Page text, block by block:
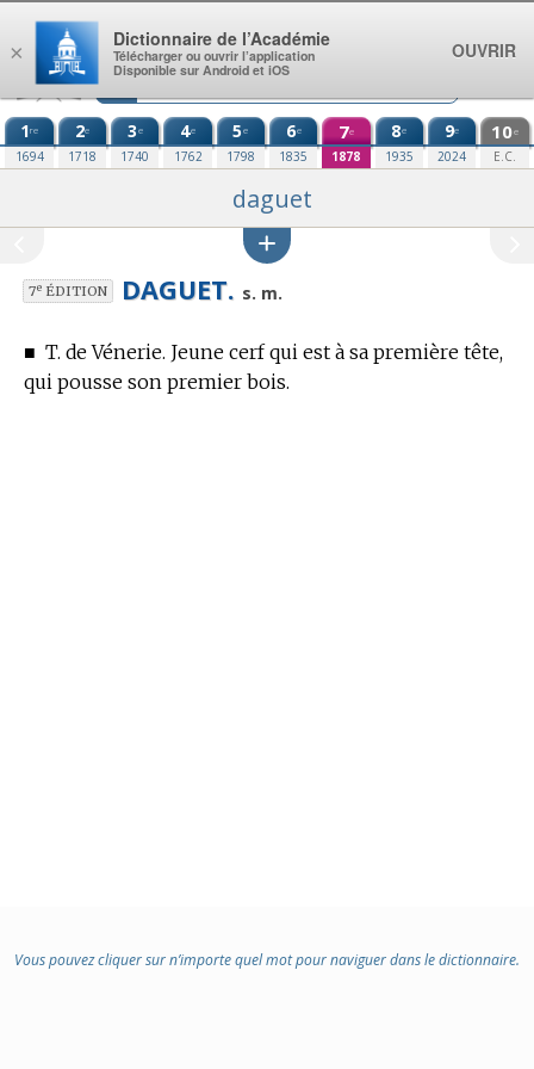
Aller au contenu
1re
1694
2e
1718
3e
1740
4e
1762
5e
1798
6e
1835
7e
1878
8e
1935
9e
2024
10e
E.C.
daguet
7eÉDITION DAGUET. s. m.
■ T. de Vénerie. Jeune cerf qui est à sa première tête,
qui pousse son premier bois.
Vous pouvez cliquer sur n’importe quel mot pour naviguer dans le dictionnaire.
×
Dictionnaire de l’Académie
Télécharger ou ouvrir l’application
Disponible sur Android et iOS
OUVRIR